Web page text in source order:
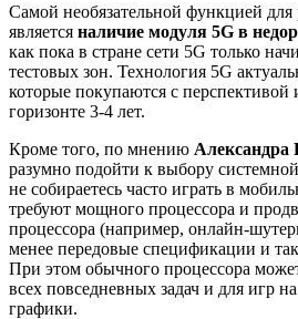
Самой необязательной функцией для
является наличие модуля 5G в
как пока в стране сети 5G только
тестовых зон. Технология 5G
которые покупаются с перспективой
горизонте 3-4 лет.
Кроме того, по мнению Александра
разумно подойти к выбору
не собираетесь часто играть в
требуют мощного процессора и
процессора (например, онлайн-
менее передовые спецификации и
При этом обычного процессора
всех повседневных задач и для игр
графики.